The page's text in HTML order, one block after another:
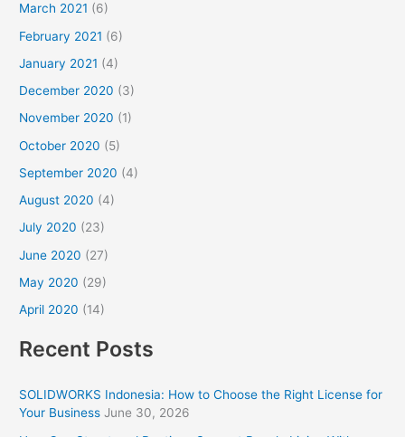
March 2021 (6)
February 2021 (6)
January 2021 (4)
December 2020 (3)
November 2020 (1)
October 2020 (5)
September 2020 (4)
August 2020 (4)
July 2020 (23)
June 2020 (27)
May 2020 (29)
April 2020 (14)
Recent Posts
SOLIDWORKS Indonesia: How to Choose the Right License for
Your Business June 30, 2026